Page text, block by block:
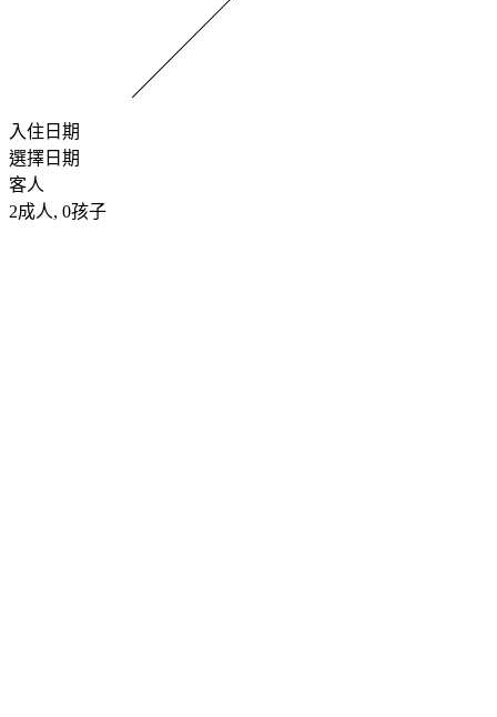
入住日期
選擇日期
客人
2成人, 0孩子